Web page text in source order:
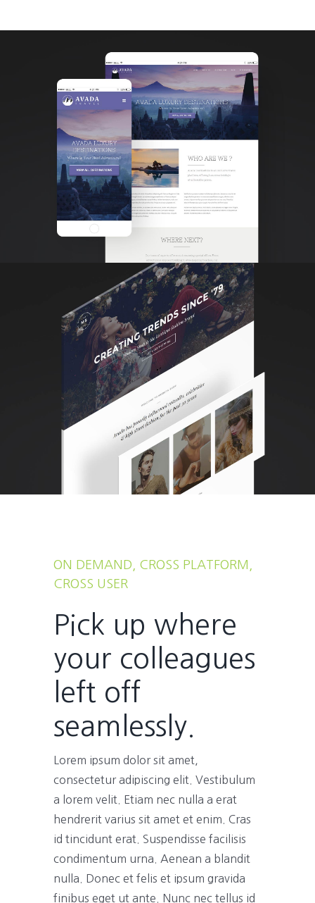
ON DEMAND, CROSS PLATFORM,
CROSS USER
Pick up where
your colleagues
left off
seamlessly.
Lorem ipsum dolor sit amet,
consectetur adipiscing elit. Vestibulum
a lorem velit. Etiam nec nulla a erat
hendrerit varius sit amet et enim. Cras
id tincidunt erat. Suspendisse facilisis
condimentum urna. Aenean a blandit
nulla. Donec et felis et ipsum gravida
finibus eget ut ante. Nunc nec tellus id